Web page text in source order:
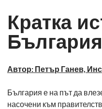
Кратка
България
Автор: Петър Ганев,
България е на път да
насочени към